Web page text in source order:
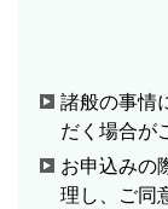
諸般の事情
だく場合が
お申込みの
理し、ご同